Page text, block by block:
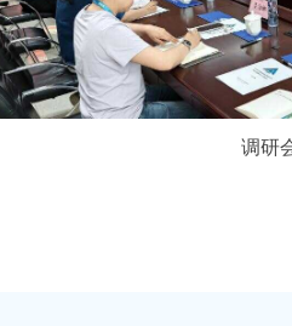
调研